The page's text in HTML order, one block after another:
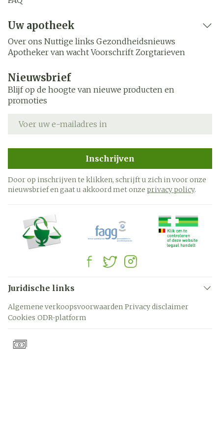
Uw apotheek
Over ons Nuttige links Gezondheidsnieuws
Apotheker van wacht Voorschrift Zorgtarieven
Nieuwsbrief
Blijf op de hoogte van nieuwe producten en
promoties
Inschrijven
Door op inschrijven te klikken, schrijft u zich in voor onze
nieuwsbrief en gaat u akkoord met onze privacy policy.
Juridische links
Algemene verkoopsvoorwaarden Privacy disclaimer
Cookies ODR-platform